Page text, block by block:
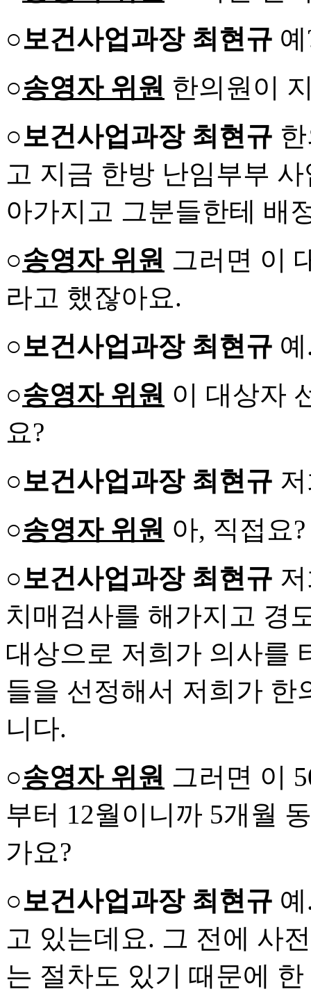
○보건사업과장 최현규 예
○송영자 위원 한의원이
○보건사업과장 최현규
고 지금 한방 난임부부
아가지고 그분들한테 배
○송영자 위원 그러면 이
라고 했잖아요.
○보건사업과장 최현규
○송영자 위원 이 대상자
요?
○보건사업과장 최현규
○송영자 위원 아, 직접요?
○보건사업과장 최현규
치매검사를 해가지고 경
대상으로 저희가 의사를
들을 선정해서 저희가 한
니다.
○송영자 위원 그러면 이
부터 12월이니까 5개월
가요?
○보건사업과장 최현규
고 있는데요. 그 전에 사
는 절차도 있기 때문에